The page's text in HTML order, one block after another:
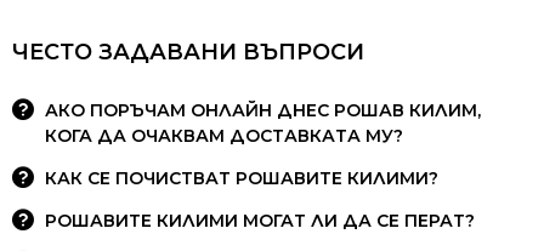
ЧЕСТО ЗАДАВАНИ ВЪПРОСИ
АКО ПОРЪЧАМ ОНЛАЙН ДНЕС РОШАВ КИЛИМ,
КОГА ДА ОЧАКВАМ ДОСТАВКАТА МУ?
КАК СЕ ПОЧИСТВАТ РОШАВИТЕ КИЛИМИ?
РОШАВИТЕ КИЛИМИ МОГАТ ЛИ ДА СЕ ПЕРАТ?